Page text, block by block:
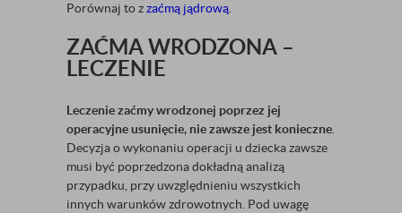
Porównaj to zzaćmą jądrową.
ZAĆMA WRODZONA –
LECZENIE
Leczenie zaćmy wrodzonej poprzez jej
operacyjne usunięcie, nie zawsze jest konieczne.
Decyzja o wykonaniu operacji u dziecka zawsze
musi być poprzedzona dokładną analizą
przypadku, przy uwzględnieniu wszystkich
innych warunków zdrowotnych. Pod uwagę